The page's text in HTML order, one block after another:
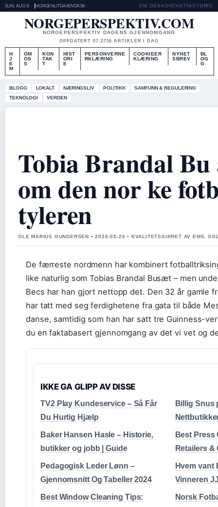
SUN, AUG 9 MORGENUTGAVENORSK OM OSS KONTAKTHISTORIE
NORGEPERSPEKTIV.COM
NORGEPERSPEKTIV DAGENS GJENNOMGANG
OPPDATERT 07:2716 ARTIKLER I DAG
H
J
E
M
OM
OS
S
KON
TAK
T
HIST
ORI
E
PERSONVERNE
RKLÆRING
COOKIEER
KLÆRING
NYHET
SBREV
BL
OG
G
BLOGG LOKALT NÆRINGSLIV POLITIKK
SAMFUNN & REGULERING
TEKNOLOGI
VERDEN
Tobia Brandal
om den nor ke
tyleren
OLE MARIUS GUNDERSEN • 2026-05-26 • KVALITETSSIKRET AV EMIL
De færreste nordmenn har kombinert
like naturlig som Tobias Brandal Busæt – men
Becs har han gjort nettopp det. Den 32 år gamle
har tatt med seg ferdighetene fra gata til både
danse, samtidig som han har satt tre Guinness-
du en faktabasert gjennomgang av det vi vet og
IKKE GA GLIPP AV DISSE
TV2 Play Kundeservice – Så Får
Du Hurtig Hjælp
Billig Snus
Baker Hansen Hasle – Historie,
butikker og jobb | Guide
Best Press
Retailers &
Pedagogisk Leder Lønn –
Gjennomsnitt Og Tabeller 2024
Hvem vant
Vinneren
Best Window Cleaning Tips:
Norsk